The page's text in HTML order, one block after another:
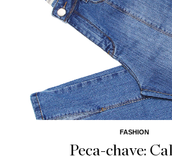
FASHION
Peça-chave: